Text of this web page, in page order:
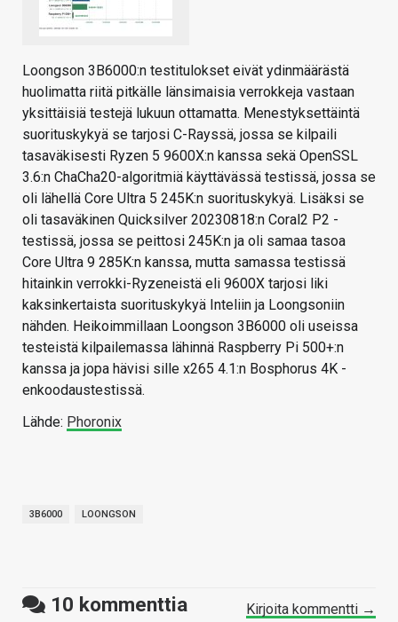
Loongson 3B6000:n testitulokset eivät ydinmäärästä
huolimatta riitä pitkälle länsimaisia verrokkeja vastaan
yksittäisiä testejä lukuun ottamatta. Menestyksettäintä
suorituskykyä se tarjosi C-Rayssä, jossa se kilpaili
tasaväkisesti Ryzen 5 9600X:n kanssa sekä OpenSSL
3.6:n ChaCha20-algoritmiä käyttävässä testissä, jossa se
oli lähellä Core Ultra 5 245K:n suorituskykyä. Lisäksi se
oli tasaväkinen Quicksilver 20230818:n Coral2 P2 -
testissä, jossa se peittosi 245K:n ja oli samaa tasoa
Core Ultra 9 285K:n kanssa, mutta samassa testissä
hitainkin verrokki-Ryzeneistä eli 9600X tarjosi liki
kaksinkertaista suorituskykyä Inteliin ja Loongsoniin
nähden. Heikoimmillaan Loongson 3B6000 oli useissa
testeistä kilpailemassa lähinnä Raspberry Pi 500+:n
kanssa ja jopa hävisi sille x265 4.1:n Bosphorus 4K -
enkoodaustestissä.
Lähde: Phoronix
3B6000 LOONGSON
10 kommenttia Kirjoita kommentti →